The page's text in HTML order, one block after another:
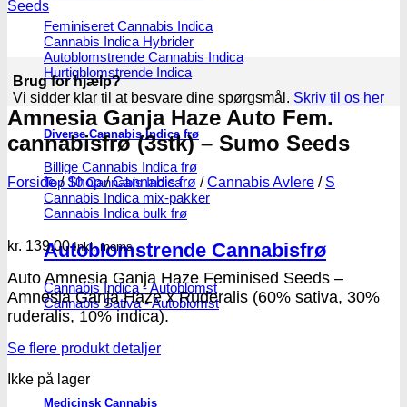
Feminiseret Cannabis Indica
Cannabis Indica Hybrider
Autoblomstrende Cannabis Indica
Hurtigblomstrende Indica
Diverse Cannabis Indica frø
Billige Cannabis Indica frø
Top 10 Cannabis Indica
Cannabis Indica mix-pakker
Cannabis Indica bulk frø
Autoblomstrende Cannabisfrø
Cannabis Indica - Autoblomst
Cannabis Sativa - Autoblomst
Medicinsk Cannabis
Brug for hjælp?
Vi sidder klar til at besvare dine spørgsmål. Skriv til os her
Amnesia Ganja Haze Auto Fem.
cannabisfrø (3stk) – Sumo Seeds
Forside / Shop / Cannabis frø / Cannabis Avlere / S
kr. 139.00 Inkl. moms
Auto Amnesia Ganja Haze Feminised Seeds –
Amnesia Ganja Haze x Ruderalis (60% sativa, 30%
ruderalis, 10% indica).
Se flere produkt detaljer
Ikke på lager